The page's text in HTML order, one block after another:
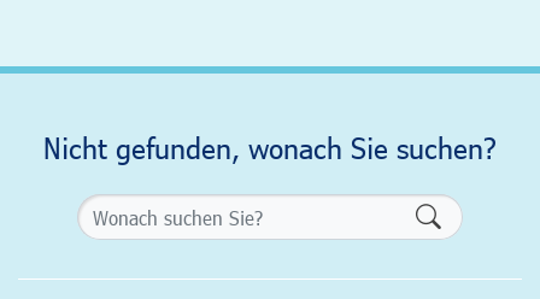
Nicht gefunden, wonach Sie suchen?